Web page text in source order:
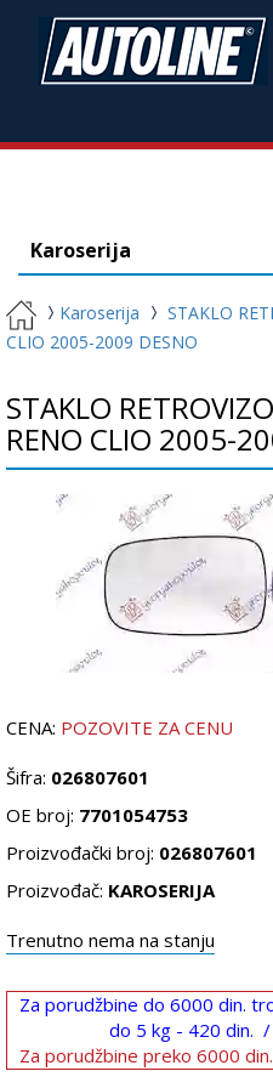
Karoserija
Karoserija
STAKLO
CLIO 2005-2009 DESNO
STAKLO
RENO CLIO 2005-
CENA: POZOVITE ZA CENU
Šifra: 026807601
OE broj: 7701054753
Proizvođački broj: 026807601
Proizvođač: KAROSERIJA
Trenutno nema na stanju
Za porudžbine do 6000 din.
do 5 kg - 420 din.
Za porudžbine preko 6000